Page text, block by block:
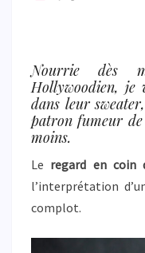
Nourrie dès
Hollywoodien, je
dans leur
patron fumeur de
moins.
Le regard en coin
l’interprétation
complot.